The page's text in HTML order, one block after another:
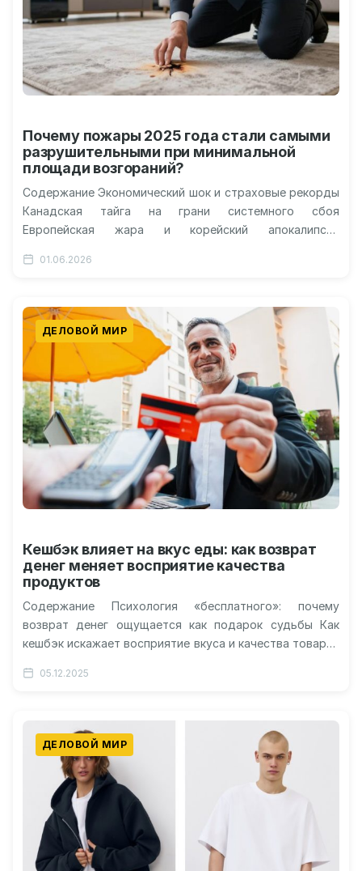
Почему пожары 2025 года стали самыми
разрушительными при минимальной
площади возгораний?
Содержание Экономический шок и страховые рекорды
Канадская тайга на грани системного сбоя
Европейская жара и корейский апокалипсис
эскалация В…
01.06.2026
ДЕЛОВОЙ МИР
Кешбэк влияет на вкус еды: как возврат
денег меняет восприятие качества
продуктов
Содержание Психология «бесплатного»: почему
возврат денег ощущается как подарок судьбы Как
кешбэк искажает восприятие вкуса и качества товара?
неожиданные открытия…
05.12.2025
ДЕЛОВОЙ МИР